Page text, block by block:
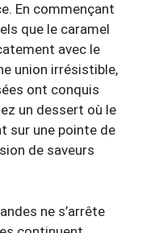
En commençant
que le caramel
avec le
union irrésistible,
ont conquis
un dessert où le
sur une pointe de
de saveurs
ne s’arrête